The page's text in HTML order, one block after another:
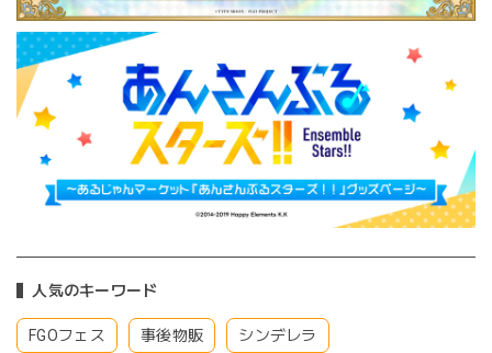
人気のキーワード
FGOフェス 事後物販 シンデレラ